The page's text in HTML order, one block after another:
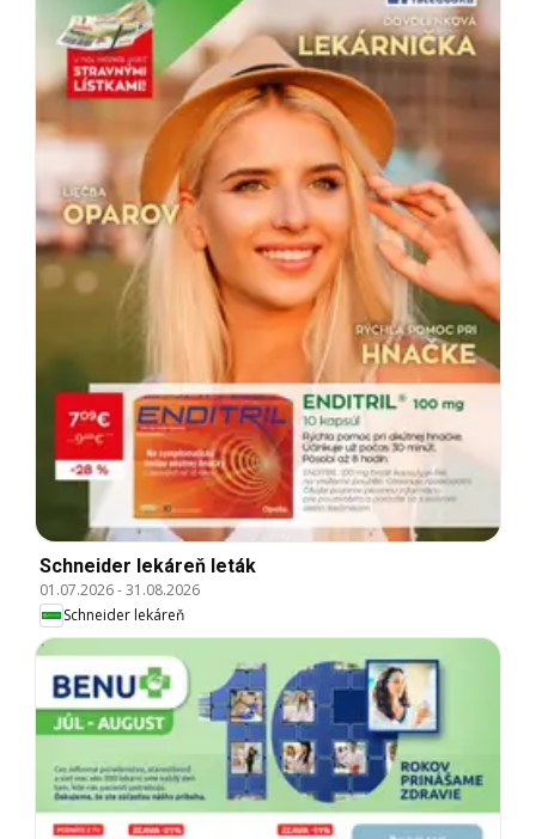
Schneider lekáreň leták
01.07.2026-31.08.2026
Schneider lekáreň